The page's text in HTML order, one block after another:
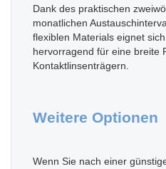
Dank des praktischen
monatlichen
flexiblen Materials eignet
hervorragend für eine breite
Kontaktlinsenträgern.
Weitere Optionen
Wenn Sie nach einer